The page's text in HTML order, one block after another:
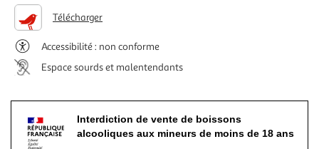
Télécharger
Accessibilité : non conforme
Espace sourds et malentendants
Interdiction de vente de boissons
alcooliques aux mineurs de moins de 18 ans